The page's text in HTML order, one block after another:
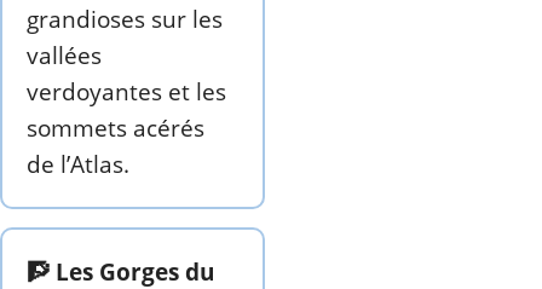
grandioses sur les
vallées
verdoyantes et les
sommets acérés
de l’Atlas.
🧗 Les Gorges du